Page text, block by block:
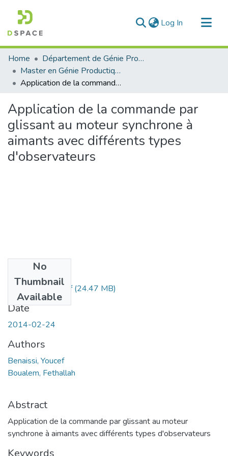
Log In (current)
Communities & Collections
All of DSpace
Statistics
Home
Département de Génie Productique
Master en Génie Productique
Application de la commande par glissant au moteur synchrone à aimants avec différents types d'observateurs
Application de la commande par
glissant au moteur synchrone à
aimants avec différents types
d'observateurs
No
Thumbnail
Available
memoire2013.pdf(24.47 MB)
Date
2014-02-24
Authors
Benaissi, Youcef
Boualem, Fethallah
Abstract
Application de la commande par glissant au moteur
synchrone à aimants avec différents types d'observateurs
Keywords